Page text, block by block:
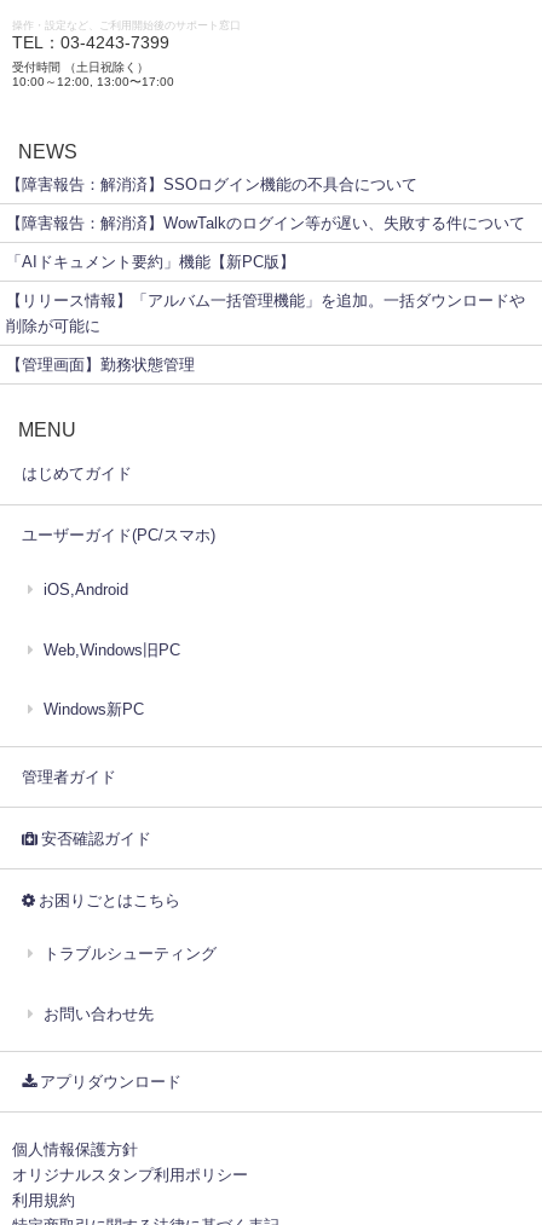
操作・設定など、ご利用開始後のサポート窓口
TEL：03-4243-7399
受付時間 （土日祝除く）
10:00～12:00, 13:00〜17:00
NEWS
【障害報告：解消済】SSOログイン機能の不具合について
【障害報告：解消済】WowTalkのログイン等が遅い、失敗する件について
「AIドキュメント要約」機能【新PC版】
【リリース情報】「アルバム一括管理機能」を追加。一括ダウンロードや
削除が可能に
【管理画面】勤務状態管理
MENU
はじめてガイド
ユーザーガイド(PC/スマホ)
iOS,Android
Web,Windows旧PC
Windows新PC
管理者ガイド
安否確認ガイド
お困りごとはこちら
トラブルシューティング
お問い合わせ先
アプリダウンロード
個人情報保護方針
オリジナルスタンプ利用ポリシー
利用規約